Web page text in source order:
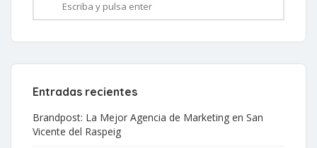
Entradas recientes
Brandpost: La Mejor Agencia de Marketing en San
Vicente del Raspeig